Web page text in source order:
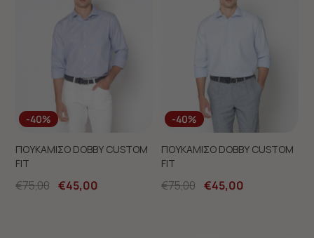
-40%
ΠΟΥΚΑΜΙΣΟ DOBBY CUSTOM
FIT
€75,00 €45,00
-40%
ΠΟΥΚΑΜΙΣΟ DOBBY CUSTOM
FIT
€75,00 €45,00